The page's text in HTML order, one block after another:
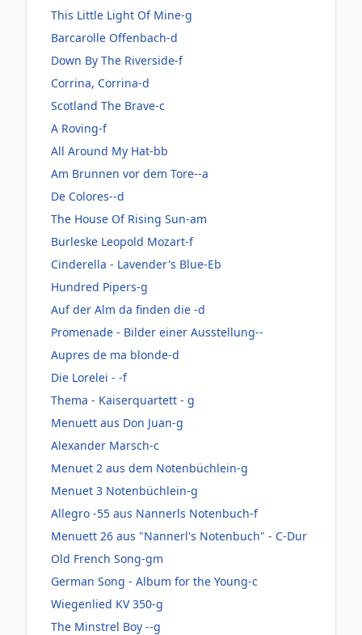
This Little Light Of Mine-g
Barcarolle Offenbach-d
Down By The Riverside-f
Corrina, Corrina-d
Scotland The Brave-c
A Roving-f
All Around My Hat-bb
Am Brunnen vor dem Tore--a
De Colores--d
The House Of Rising Sun-am
Burleske Leopold Mozart-f
Cinderella - Lavender's Blue-Eb
Hundred Pipers-g
Auf der Alm da finden die -d
Promenade - Bilder einer Ausstellung--
Aupres de ma blonde-d
Die Lorelei - -f
Thema - Kaiserquartett - g
Menuett aus Don Juan-g
Alexander Marsch-c
Menuet 2 aus dem Notenbüchlein-g
Menuet 3 Notenbüchlein-g
Allegro -55 aus Nannerls Notenbuch-f
Menuett 26 aus "Nannerl's Notenbuch" - C-Dur
Old French Song-gm
German Song - Album for the Young-c
Wiegenlied KV 350-g
The Minstrel Boy --g